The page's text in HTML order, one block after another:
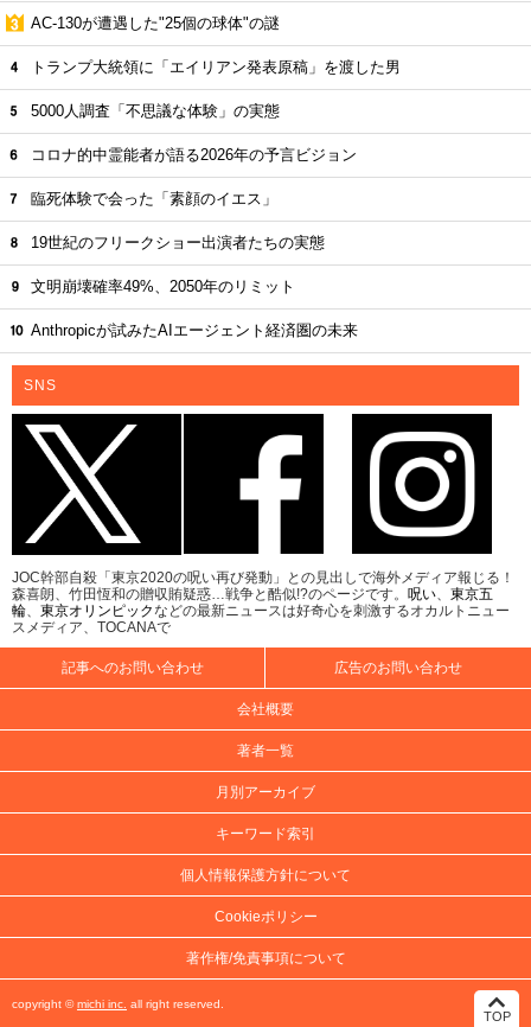
AC-130が遭遇した"25個の球体"の謎
トランプ大統領に「エイリアン発表原稿」を渡した男
5000人調査「不思議な体験」の実態
コロナ的中霊能者が語る2026年の予言ビジョン
臨死体験で会った「素顔のイエス」
19世紀のフリークショー出演者たちの実態
文明崩壊確率49%、2050年のリミット
Anthropicが試みたAIエージェント経済圏の未来
SNS
JOC幹部自殺「東京2020の呪い再び発動」との見出しで海外メディア報じる！
森喜朗、竹田恆和の贈収賄疑惑…戦争と酷似!?のページです。 呪い
東京五
輪
東京オリンピックなどの最新ニュースは好奇心を刺激するオカルトニュー
スメディア、TOCANAで
記事へのお問い合わせ 広告のお問い合わせ
会社概要
著者一覧
月別アーカイブ
キーワード索引
個人情報保護方針について
Cookieポリシー
著作権/免責事項について
copyright ©michi inc. all right reserved.
TOP